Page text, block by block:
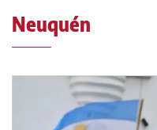
Neuquén